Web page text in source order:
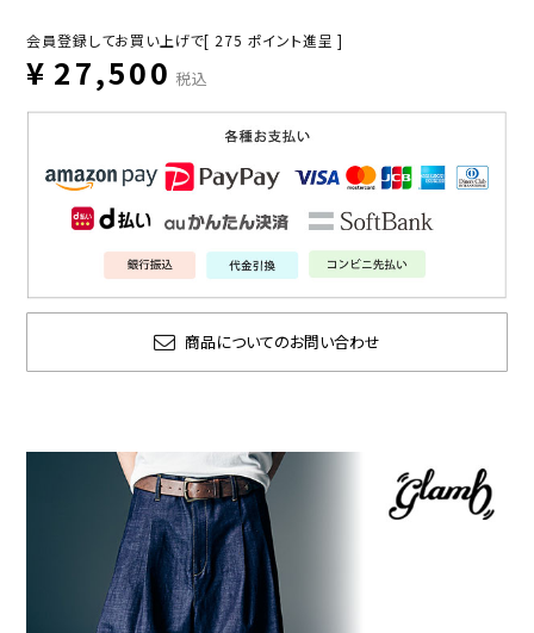
会員登録してお買い上げで[ 275 ポイント進呈 ]
¥ 27,500 税込
商品についてのお問い合わせ